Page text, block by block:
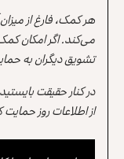
هر کمک، فارغ از
می‌کند. اگر امکان
تشویق دیگران به
در کنار حقیقت بایستید
از اطلاعات روز حمایت